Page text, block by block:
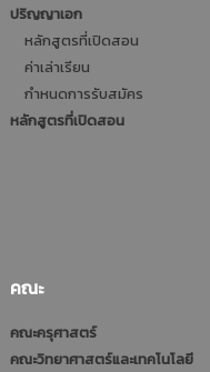
ปริญญาเอก
หลักสูตรที่เปิดสอน
ค่าเล่าเรียน
กำหนดการรับสมัคร
หลักสูตรที่เปิดสอน
คณะ
คณะครุศาสตร์
คณะวิทยาศาสตร์และเทคโนโลยี